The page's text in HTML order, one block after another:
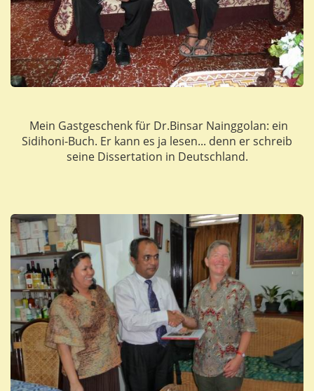
Mein Gastgeschenk für Dr.Binsar Nainggolan: ein
Sidihoni-Buch. Er kann es ja lesen... denn er schreib
seine Dissertation in Deutschland.